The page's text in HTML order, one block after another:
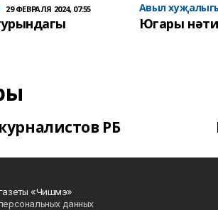
29 ФЕВРАЛЯ 2024, 07:55 Авыл
Югары
РБ
«Чишмэ»
данных